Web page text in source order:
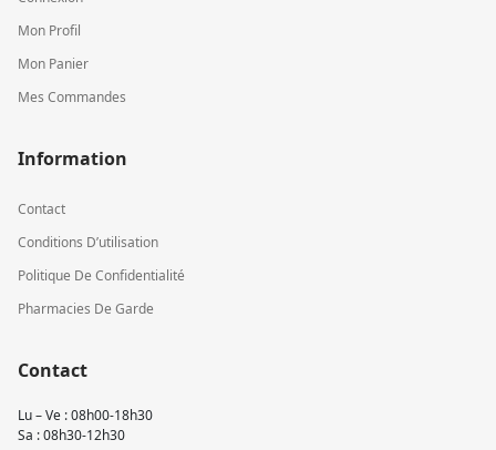
Mon Profil
Mon Panier
Mes Commandes
Information
Contact
Conditions D’utilisation
Politique De Confidentialité
Pharmacies De Garde
Contact
Lu – Ve : 08h00-18h30
Sa : 08h30-12h30